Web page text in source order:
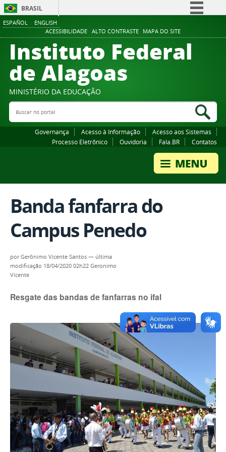
ESPAÑOL ENGLISH
ACESSIBILIDADE ALTO CONTRASTE MAPA DO SITE
BRASIL
Comunica BR
Participe
Canais
Instituto Federal
de Alagoas
MINISTÉRIO DA EDUCAÇÃO
Buscar no portal
Governança Acesso à Informação
Acesso aos Sistemas
Processo Eletrônico
Ouvidoria Fala.BR Contatos
Banda fanfarra do
Campus Penedo
porGerônimo Vicente Santos — última
modificação 18/04/2020 02h22 Geronimo
Vicente
Resgate das bandas de fanfarras no ifal